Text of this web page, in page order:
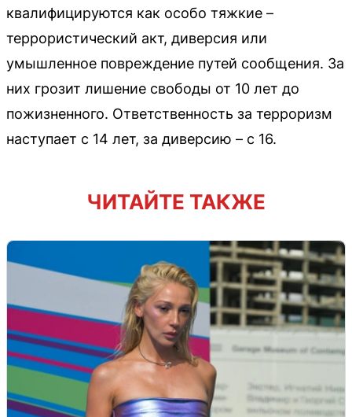
квалифицируются как особо тяжкие –
террористический акт, диверсия или
умышленное повреждение путей сообщения. За
них грозит лишение свободы от 10 лет до
пожизненного. Ответственность за терроризм
наступает с 14 лет, за диверсию – с 16.
ЧИТАЙТЕ ТАКЖЕ